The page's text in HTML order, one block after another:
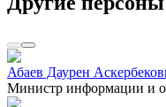
Абаев Даурен
Министр информации и